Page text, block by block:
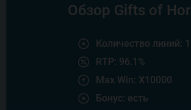
Обзор Gifts of
Количество линий:
RTP: 96.1%
Max Win: X10000
Бонус: есть